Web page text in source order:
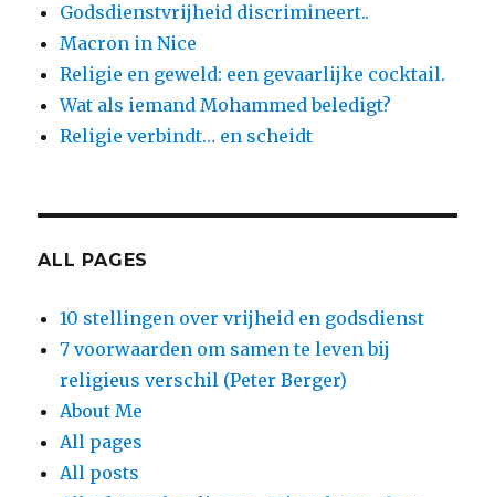
Godsdienstvrijheid discrimineert..
Macron in Nice
Religie en geweld: een gevaarlijke cocktail.
Wat als iemand Mohammed beledigt?
Religie verbindt… en scheidt
ALL PAGES
10 stellingen over vrijheid en godsdienst
7 voorwaarden om samen te leven bij
religieus verschil (Peter Berger)
About Me
All pages
All posts